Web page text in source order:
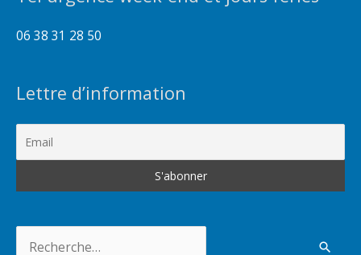
06 38 31 28 50
Lettre d’information